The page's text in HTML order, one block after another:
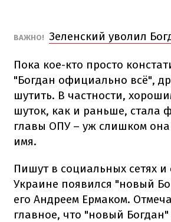
ВАЖНО! Зеленский уволил
Пока кое-кто просто
"Богдан официально всё",
шутить. В частности,
шуток, как и раньше, стала
главы ОПУ – уж слишком
имя.
Пишут в социальных сетях и
Украине появился "новый
его Андреем Ермаком.
главное, что "новый